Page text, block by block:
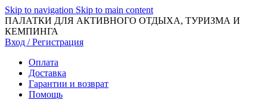
Skip to navigation Skip to main content
ПАЛАТКИ ДЛЯ АКТИВНОГО ОТДЫХА, ТУРИЗМА И
КЕМПИНГА
Вход / Регистрация
Оплата
Доставка
Гарантии и возврат
Помощь